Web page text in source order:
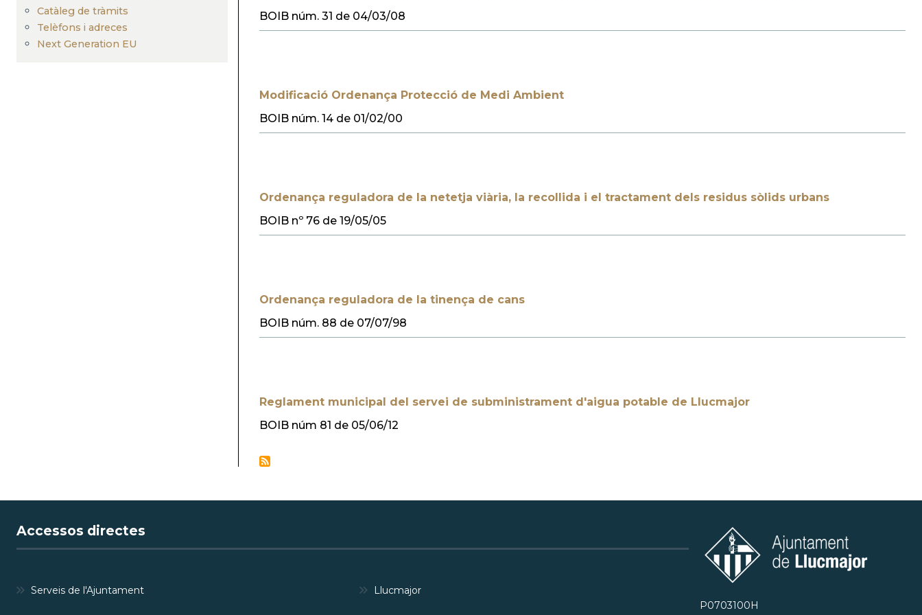
Catàleg de tràmits
Telèfons i adreces
Next Generation EU
BOIB núm. 31 de 04/03/08
Modificació Ordenança Protecció de Medi Ambient
BOIB núm. 14 de 01/02/00
Ordenança reguladora de la netetja viària, la recollida i el tractament dels residus sòlids urbans
BOIB nº 76 de 19/05/05
Ordenança reguladora de la tinença de cans
BOIB núm. 88 de 07/07/98
Reglament municipal del servei de subministrament d'aigua potable de Llucmajor
BOIB núm 81 de 05/06/12
Accessos directes
Serveis de l'Ajuntament
Llucmajor
P0703100H